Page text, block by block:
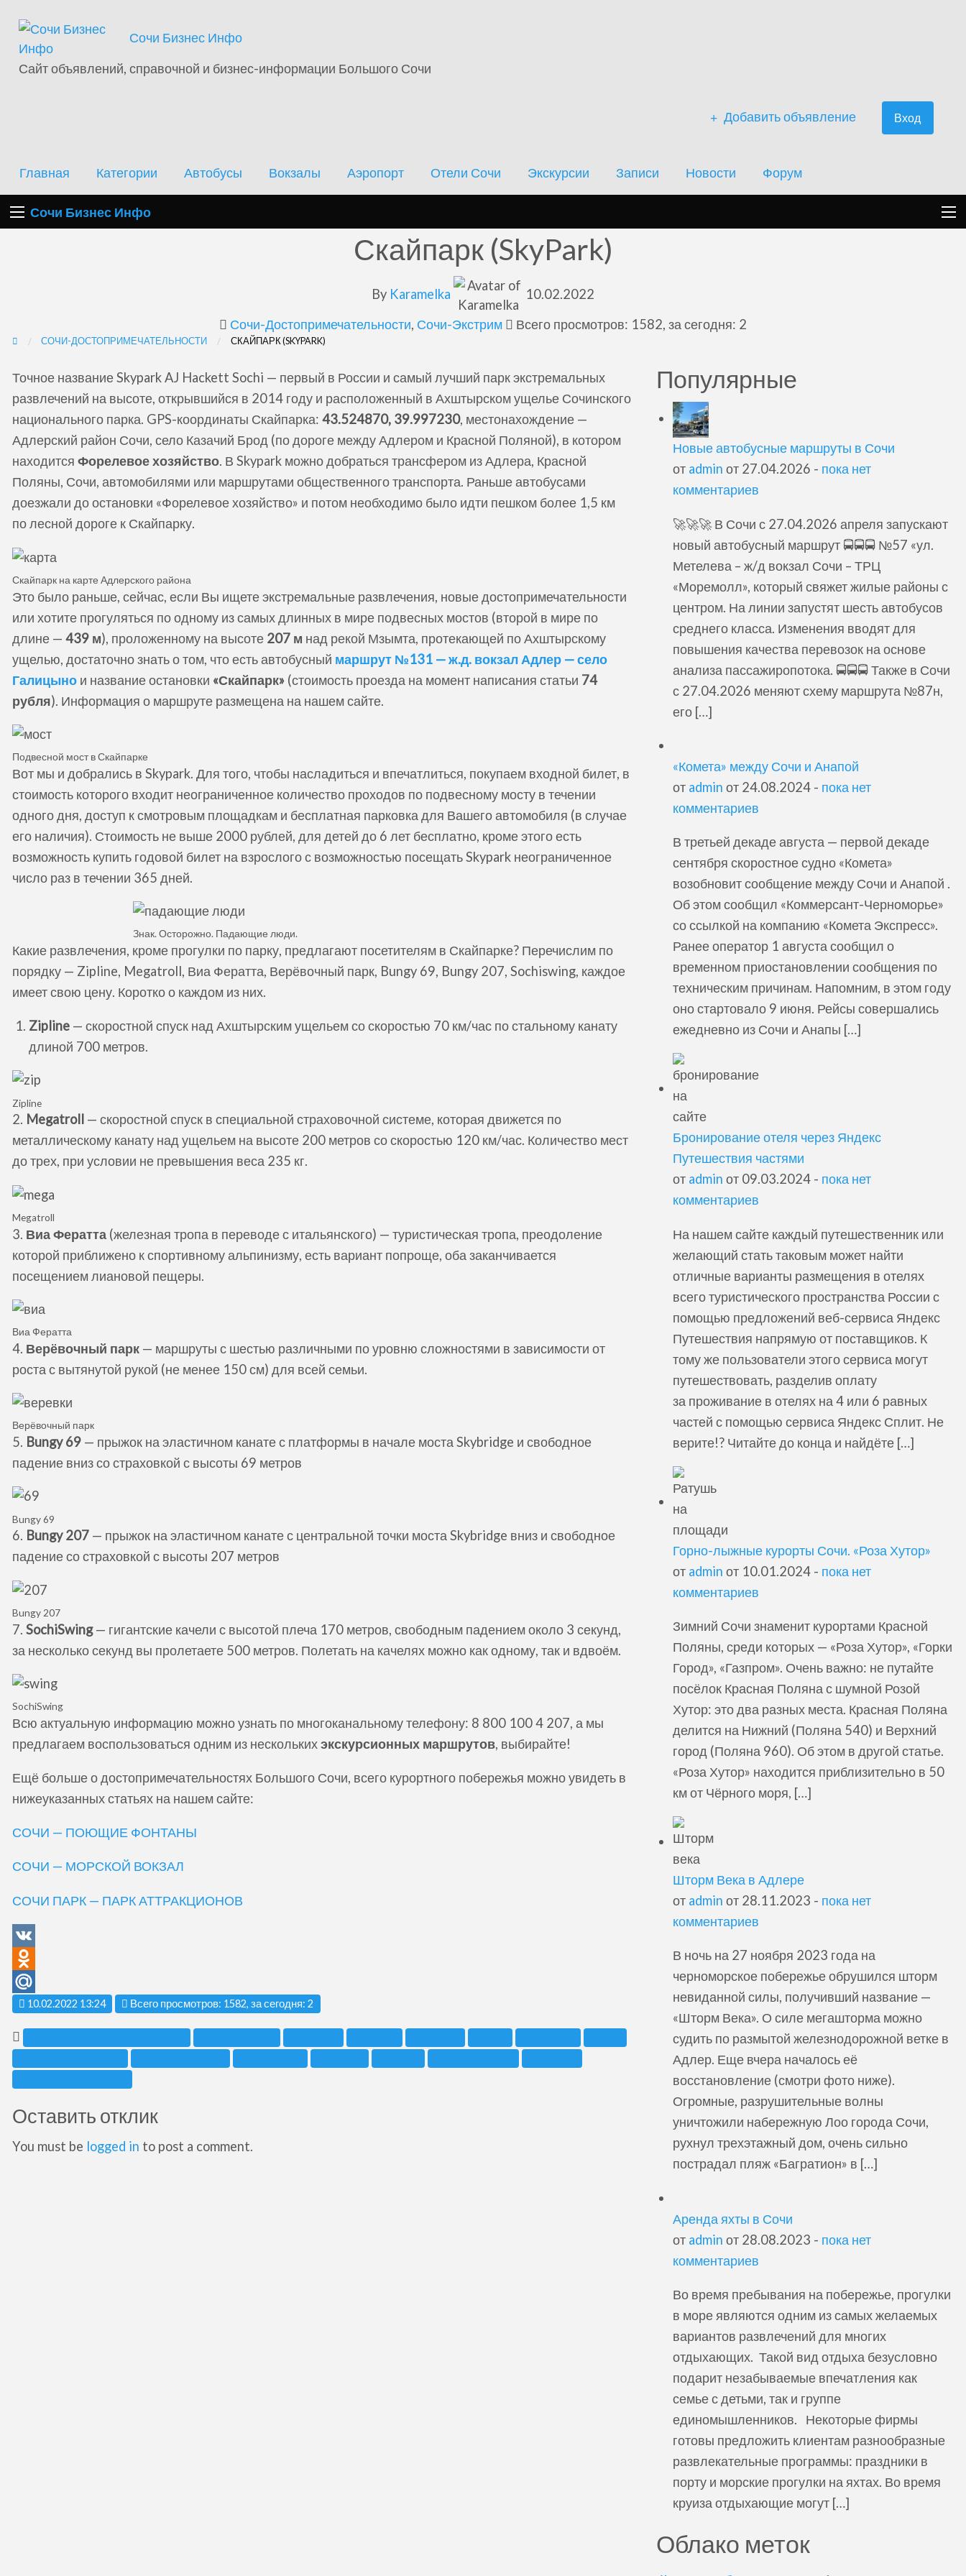
Вокзалы Аэропорт
Сочи Бизнес Инфо
Сайт объявлений, справочной и бизнес-информации Большого Сочи
Добавить объявление Вход
Главная Категории Автобусы Вокзалы Аэропорт Отели Сочи Экскурсии Записи Новости Форум
Сочи Бизнес Инфо
Скайпарк (SkyPark)
By Karamelka
10.02.2022
Сочи-Достопримечательности, Сочи-Экстрим Всего просмотров: 1582, за сегодня: 2
СОЧИ-ДОСТОПРИМЕЧАТЕЛЬНОСТИ СКАЙПАРК (SKYPARK)
Точное название Skypark AJ Hackett Sochi — первый в России и самый лучший парк экстремальных
развлечений на высоте, открывшийся в 2014 году и расположенный в Ахштырском ущелье Сочинского
национального парка. GPS-координаты Скайпарка:43.524870, 39.997230, местонахождение —
Адлерский район Сочи, село Казачий Брод (по дороге между Адлером и Красной Поляной), в котором
находитсяФорелевое хозяйство. В Skypark можно добраться трансфером из Адлера, Красной
Поляны, Сочи, автомобилями или маршрутами общественного транспорта. Раньше автобусами
доезжали до остановки «Форелевое хозяйство» и потом необходимо было идти пешком более 1,5 км
по лесной дороге к Скайпарку.
Скайпарк на карте Адлерского района
Это было раньше, сейчас, если Вы ищете экстремальные развлечения, новые достопримечательности
или хотите прогуляться по одному из самых длинных в мире подвесных мостов (второй в мире по
длине —439 м), проложенному на высоте 207 м над рекой Мзымта, протекающей по Ахштырскому
ущелью, достаточно знать о том, что есть автобусный маршрут №131 — ж.д. вокзал Адлер — село
Галицыно и название остановки «Скайпарк» (стоимость проезда на момент написания статьи 74
рубля). Информация о маршруте размещена на нашем сайте.
Подвесной мост в Скайпарке
Вот мы и добрались в Skypark. Для того, чтобы насладиться и впечатлиться, покупаем входной билет, в
стоимость которого входит неограниченное количество проходов по подвесному мосту в течении
одного дня, доступ к смотровым площадкам и бесплатная парковка для Вашего автомобиля (в случае
его наличия). Стоимость не выше 2000 рублей, для детей до 6 лет бесплатно, кроме этого есть
возможность купить годовой билет на взрослого с возможностью посещать Skypark неограниченное
число раз в течении 365 дней.
Знак. Осторожно. Падающие люди.
Какие развлечения, кроме прогулки по парку, предлагают посетителям в Скайпарке? Перечислим по
порядку — Zipline, Megatroll, Виа Фератта, Верёвочный парк, Bungy 69, Bungy 207, Sochiswing, каждое
имеет свою цену. Коротко о каждом из них.
Zipline— скоростной спуск над Ахштырским ущельем со скоростью 70 км/час по стальному канату
длиной 700 метров.
Zipline
2. Megatroll — скоростной спуск в специальной страховочной системе, которая движется по
металлическому канату над ущельем на высоте 200 метров со скоростью 120 км/час. Количество мест
до трех, при условии не превышения веса 235 кг.
Megatroll
3. Виа Фератта (железная тропа в переводе с итальянского) — туристическая тропа, преодоление
которой приближено к спортивному альпинизму, есть вариант попроще, оба заканчивается
посещением лиановой пещеры.
Виа Фератта
4. Верёвочный парк — маршруты с шестью различными по уровню сложностями в зависимости от
роста с вытянутой рукой (не менее 150 см) для всей семьи.
Верёвочный парк
5. Bungy 69 — прыжок на эластичном канате с платформы в начале моста Skybridge и свободное
падение вниз со страховкой с высоты 69 метров
Bungy 69
6. Bungy 207 — прыжок на эластичном канате с центральной точки моста Skybridge вниз и свободное
падение со страховкой с высоты 207 метров
Bungy 207
7.SochiSwing— гигантские качели с высотой плеча 170 метров, свободным падением около 3 секунд,
за несколько секунд вы пролетаете 500 метров. Полетать на качелях можно как одному, так и вдвоём.
SochiSwing
Всю актуальную информацию можно узнать по многоканальному телефону: 8 800 100 4 207, а мы
предлагаем воспользоваться одним из несколькихэкскурсионных маршрутов, выбирайте!
Ещё больше о достопримечательностях Большого Сочи, всего курортного побережья можно увидеть в
нижеуказанных статьях на нашем сайте:
СОЧИ — ПОЮЩИЕ ФОНТАНЫ
СОЧИ — МОРСКОЙ ВОКЗАЛ
СОЧИ ПАРК — ПАРК АТТРАКЦИОНОВ
VK
Odnoklassniki
Mail.Ru
10.02.2022 13:24 Всего просмотров: 1582, за сегодня: 2
Оставить отклик
You must be logged in to post a comment.
Популярные
Новые автобусные маршруты в Сочи
от admin от 27.04.2026 - пока нет
комментариев
🚀🚀🚀 В Сочи с 27.04.2026 апреля запускают
новый автобусный маршрут 🚍🚍🚍 №57 «ул.
Метелева – ж/д вокзал Сочи – ТРЦ
«Моремолл», который свяжет жилые районы с
центром. На линии запустят шесть автобусов
среднего класса. Изменения вводят для
повышения качества перевозок на основе
анализа пассажиропотока. 🚍🚍🚍 Также в Сочи
с 27.04.2026 меняют схему маршрута №87н,
его […]
«Комета» между Сочи и Анапой
от admin от 24.08.2024 - пока нет
комментариев
В третьей декаде августа — первой декаде
сентября скоростное судно «Комета»
возобновит сообщение между Сочи и Анапой .
Об этом сообщил «Коммерсант-Черноморье»
со ссылкой на компанию «Комета Экспресс».
Ранее оператор 1 августа сообщил о
временном приостановлении сообщения по
техническим причинам. Напомним, в этом году
оно стартовало 9 июня. Рейсы совершались
ежедневно из Сочи и Анапы […]
Бронирование отеля через Яндекс
Путешествия частями
от admin от 09.03.2024 - пока нет
комментариев
На нашем сайте каждый путешественник или
желающий стать таковым может найти
отличные варианты размещения в отелях
всего туристического пространства России с
помощью предложений веб-сервиса Яндекс
Путешествия напрямую от поставщиков. К
тому же пользователи этого сервиса могут
путешествовать, разделив оплату
за проживание в отелях на 4 или 6 равных
частей с помощью сервиса Яндекс Сплит. Не
верите!? Читайте до конца и найдёте […]
Горно-лыжные курорты Сочи. «Роза Хутор»
от admin от 10.01.2024 - пока нет
комментариев
Зимний Сочи знаменит курортами Красной
Поляны, среди которых — «Роза Хутор», «Горки
Город», «Газпром». Очень важно: не путайте
посёлок Красная Поляна с шумной Розой
Хутор: это два разных места. Красная Поляна
делится на Нижний (Поляна 540) и Верхний
город (Поляна 960). Об этом в другой статье.
«Роза Хутор» находится приблизительно в 50
км от Чёрного моря, […]
Шторм Века в Адлере
от admin от 28.11.2023 - пока нет
комментариев
В ночь на 27 ноября 2023 года на
черноморское побережье обрушился шторм
невиданной силы, получивший название —
«Шторм Века». О силе мегашторма можно
судить по размытой железнодорожной ветке в
Адлер. Еще вчера началось её
восстановление (смотри фото ниже).
Огромные, разрушительные волны
уничтожили набережную Лоо города Сочи,
рухнул трехэтажный дом, очень сильно
пострадал пляж «Багратион» в […]
Аренда яхты в Сочи
от admin от 28.08.2023 - пока нет
комментариев
Во время пребывания на побережье, прогулки
в море являются одним из самых желаемых
вариантов развлечений для многих
отдыхающих. Такой вид отдыха безусловно
подарит незабываемые впечатления как
семье с детьми, так и группе
единомышленников. Некоторые фирмы
готовы предложить клиентам разнообразные
развлекательные программы: праздники в
порту и морские прогулки на яхтах. Во время
круиза отдыхающие могут […]
Облако меток